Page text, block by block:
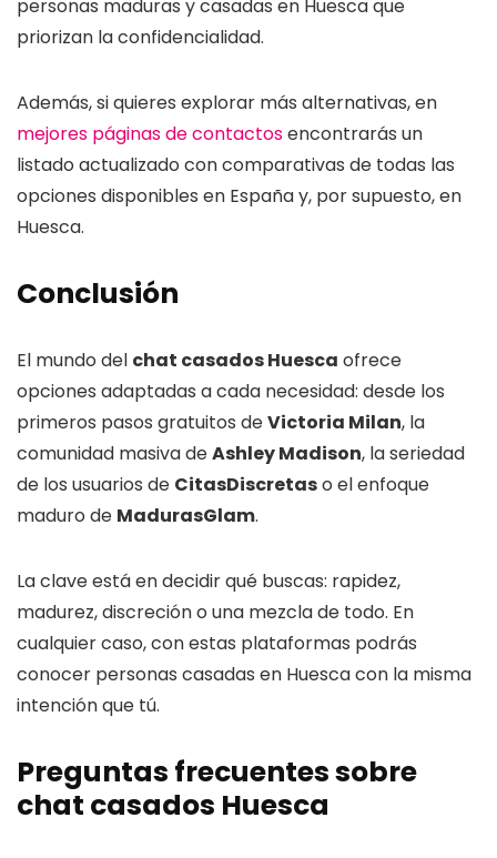
personas maduras y casadas en Huesca que
priorizan la confidencialidad.
Además, si quieres explorar más alternativas, en
mejores páginas de contactosencontrarás un
listado actualizado con comparativas de todas las
opciones disponibles en España y, por supuesto, en
Huesca.
Conclusión
El mundo del chat casados Huesca ofrece
opciones adaptadas a cada necesidad: desde los
primeros pasos gratuitos deVictoria Milan, la
comunidad masiva deAshley Madison, la seriedad
de los usuarios de CitasDiscretaso el enfoque
maduro de MadurasGlam.
La clave está en decidir qué buscas: rapidez,
madurez, discreción o una mezcla de todo. En
cualquier caso, con estas plataformas podrás
conocer personas casadas en Huesca con la misma
intención que tú.
Preguntas frecuentes sobre
chat casados Huesca